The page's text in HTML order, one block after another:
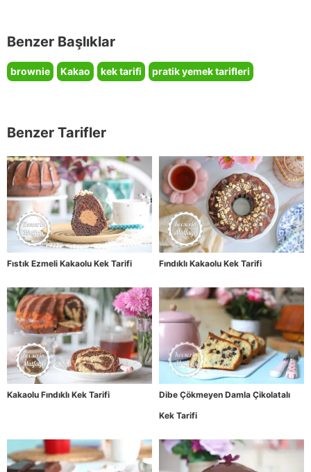
Benzer Başlıklar
brownie Kakao kek tarifi pratik yemek tarifleri
Benzer Tarifler
Fıstık Ezmeli Kakaolu Kek Tarifi Fındıklı Kakaolu Kek Tarifi
Kakaolu Fındıklı Kek Tarifi
Dibe Çökmeyen Damla Çikolatalı
Kek Tarifi